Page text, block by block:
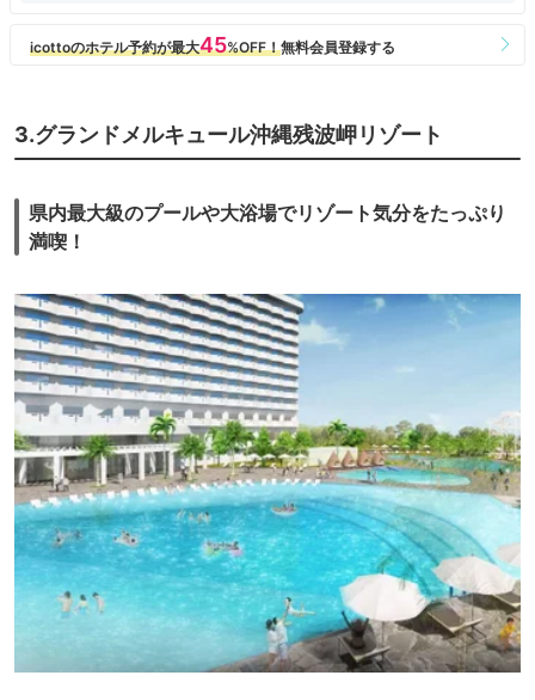
3.グランドメルキュール沖縄残波岬リゾート
県内最大級のプールや大浴場でリゾート気分をたっぷり
満喫！